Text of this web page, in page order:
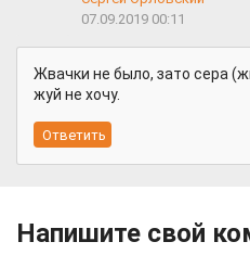
07.09.2019 00:11
Жвачки не было, зато сера
жуй не хочу.
Напишите свой